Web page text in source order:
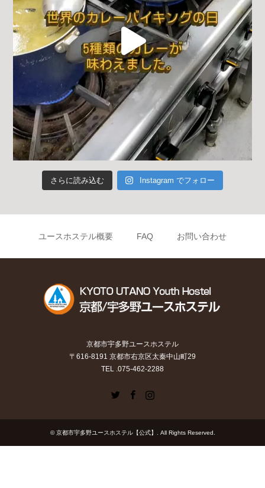
さらに読み込む Instagram でフォロー
ユースホステル概要 FAQ お問い合わせ
京都市宇多野ユースホステル
〒616-8191 京都市右京区太秦中山町29
TEL .075-462-2288
©京都市宇多野ユースホステル【公式】 . All Rights Reserved.